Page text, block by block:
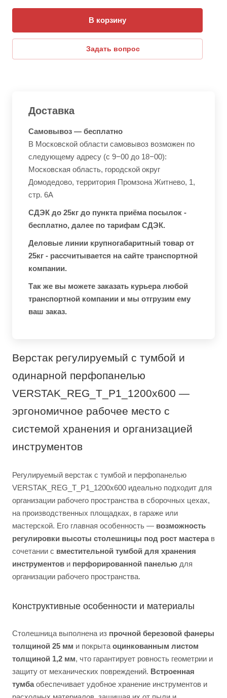
В корзину
Задать вопрос
Доставка
Самовывоз — бесплатно
В Московской области самовывоз возможен по
следующему адресу (с 9−00 до 18−00):
Московская область, городской округ
Домодедово, территория Промзона Житнево, 1,
стр. 6А
СДЭК до 25кг до пункта приёма посылок -
бесплатно, далее по тарифам СДЭК.
Деловые линии крупногабаритный товар от
25кг - рассчитывается на сайте транспортной
компании.
Так же вы можете заказать курьера любой
транспортной компании и мы отгрузим ему
ваш заказ.
Верстак регулируемый с тумбой и
одинарной перфопанелью
VERSTAK_REG_T_P1_1200х600 —
эргономичное рабочее место с
системой хранения и организацией
инструментов
Регулируемый верстак с тумбой и перфопанелью
VERSTAK_REG_T_P1_1200х600 идеально подходит для
организации рабочего пространства в сборочных цехах,
на производственных площадках, в гараже или
мастерской. Его главная особенность — возможность
регулировки высоты столешницы под рост мастерав
сочетании с вместительной тумбой для хранения
инструментов и перфорированной панелью для
организации рабочего пространства.
Конструктивные особенности и материалы
Столешница выполнена из прочной березовой фанеры
толщиной 25 мм и покрыта оцинкованным листом
толщиной 1,2 мм, что гарантирует ровность геометрии и
защиту от механических повреждений. Встроенная
тумбаобеспечивает удобное хранение инструментов и